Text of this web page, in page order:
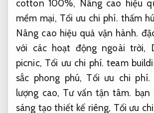
cotton 100%, Nâng cao hiệu
mềm mại, Tối ưu chi phí. thấm
Nâng cao hiệu quả vận hành.
với các hoạt động ngoài trời,
picnic, Tối ưu chi phí. team
sắc phong phú, Tối ưu chi phí.
lượng cao, Tư vấn tận tâm.
sáng tạo thiết kế riêng, Tối ưu